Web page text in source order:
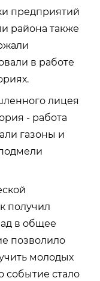
предприятий
района также
в работе
лицея
- работа
газоны и
получил
в общее
позволило
молодых
событие стало